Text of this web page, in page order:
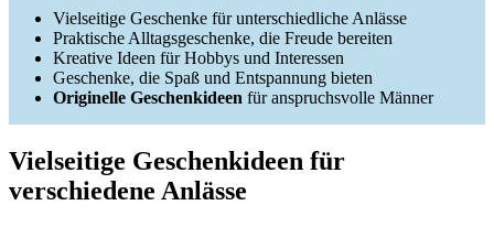
Vielseitige Geschenke für unterschiedliche Anlässe
Praktische Alltagsgeschenke, die Freude bereiten
Kreative Ideen für Hobbys und Interessen
Geschenke, die Spaß und Entspannung bieten
Originelle Geschenkideen für anspruchsvolle Männer
Vielseitige Geschenkideen für
verschiedene Anlässe